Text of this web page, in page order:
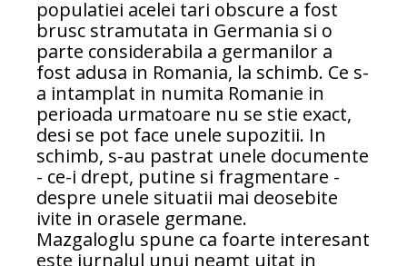
populatiei acelei tari obscure a fost
brusc stramutata in Germania si o
parte considerabila a germanilor a
fost adusa in Romania, la schimb. Ce s-
a intamplat in numita Romanie in
perioada urmatoare nu se stie exact,
desi se pot face unele supozitii. In
schimb, s-au pastrat unele documente
- ce-i drept, putine si fragmentare -
despre unele situatii mai deosebite
ivite in orasele germane.
Mazgaloglu spune ca foarte interesant
este jurnalul unui neamt uitat in